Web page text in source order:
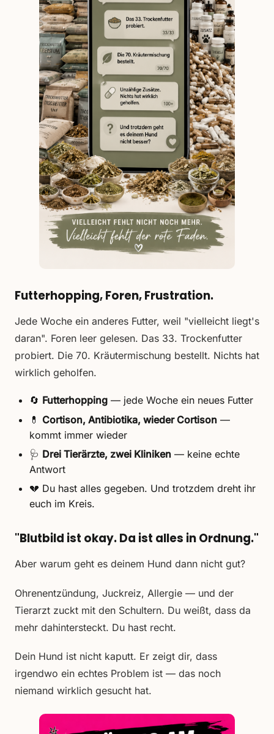
Futterhopping, Foren, Frustration.
Jede Woche ein anderes Futter, weil "vielleicht liegt's
daran". Foren leer gelesen. Das 33. Trockenfutter
probiert. Die 70. Kräutermischung bestellt. Nichts hat
wirklich geholfen.
🔄 Futterhopping — jede Woche ein neues Futter
💊 Cortison, Antibiotika, wieder Cortison —
kommt immer wieder
🩺 Drei Tierärzte, zwei Kliniken — keine echte
Antwort
💔 Du hast alles gegeben. Und trotzdem dreht ihr
euch im Kreis.
"Blutbild ist okay. Da ist alles in Ordnung."
Aber warum geht es deinem Hund dann nicht gut?
Ohrenentzündung, Juckreiz, Allergie — und der
Tierarzt zuckt mit den Schultern. Du weißt, dass da
mehr dahintersteckt. Du hast recht.
Dein Hund ist nicht kaputt. Er zeigt dir, dass
irgendwo ein echtes Problem ist — das noch
niemand wirklich gesucht hat.